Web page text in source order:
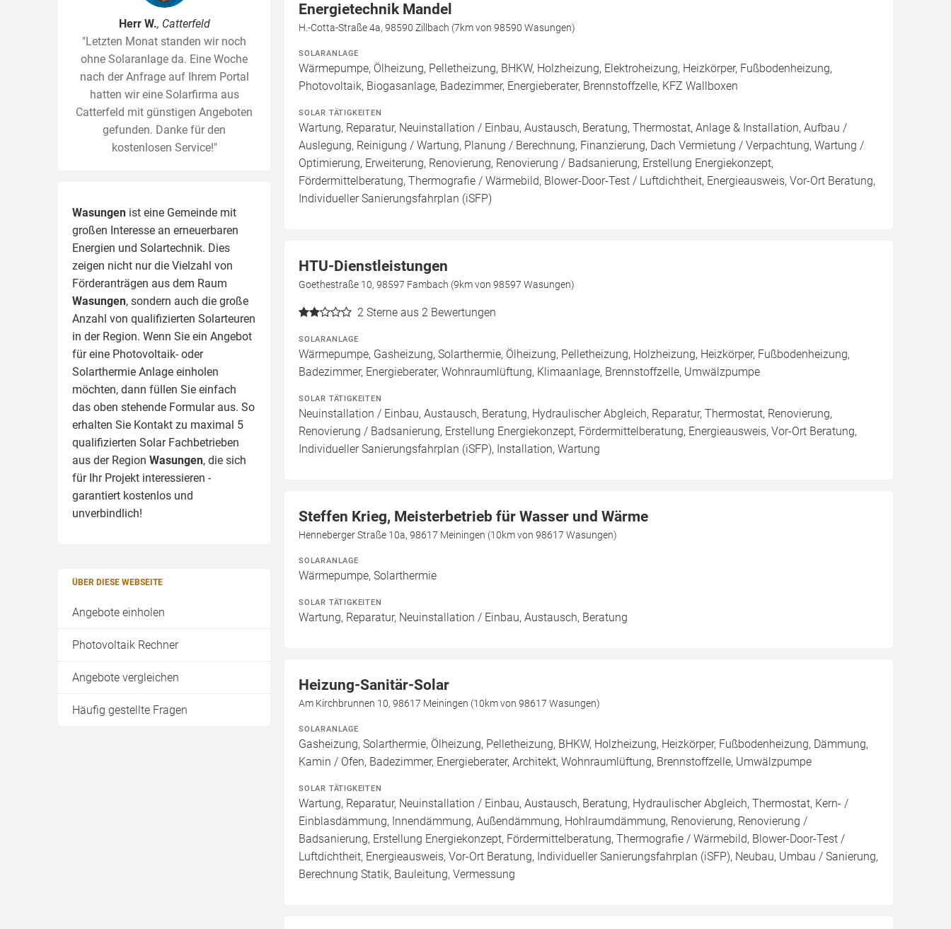
Herr W., Catterfeld
"Letzten Monat standen wir noch
ohne Solaranlage da. Eine Woche
nach der Anfrage auf Ihrem Portal
hatten wir eine Solarfirma aus
Catterfeld mit günstigen Angeboten
gefunden. Danke für den
kostenlosen Service!"
Wasungen ist eine Gemeinde mit
großen Interesse an erneuerbaren
Energien und Solartechnik. Dies
zeigen nicht nur die Vielzahl von
Förderanträgen aus dem Raum
Wasungen, sondern auch die große
Anzahl von qualifizierten Solarteuren
in der Region. Wenn Sie ein Angebot
für eine Photovoltaik- oder
Solarthermie Anlage einholen
möchten, dann füllen Sie einfach
das oben stehende Formular aus. So
erhalten Sie Kontakt zu maximal 5
qualifizierten Solar Fachbetrieben
aus der Region Wasungen, die sich
für Ihr Projekt interessieren -
garantiert kostenlos und
unverbindlich!
ÜBER DIESE WEBSEITE
Angebote einholen
Photovoltaik Rechner
Angebote vergleichen
Häufig gestellte Fragen
Energietechnik Mandel
H.-Cotta-Straße 4a, 98590 Zillbach (7km von 98590 Wasungen)
SOLARANLAGE
Wärmepumpe, Ölheizung, Pelletheizung, BHKW, Holzheizung, Elektroheizung, Heizkörper, Fußbodenheizung,
Photovoltaik, Biogasanlage, Badezimmer, Energieberater, Brennstoffzelle, KFZ Wallboxen
SOLAR TÄTIGKEITEN
Wartung, Reparatur, Neuinstallation / Einbau, Austausch, Beratung, Thermostat, Anlage & Installation, Aufbau /
Auslegung, Reinigung / Wartung, Planung / Berechnung, Finanzierung, Dach Vermietung / Verpachtung, Wartung /
Optimierung, Erweiterung, Renovierung, Renovierung / Badsanierung, Erstellung Energiekonzept,
Fördermittelberatung, Thermografie / Wärmebild, Blower-Door-Test / Luftdichtheit, Energieausweis, Vor-Ort Beratung,
Individueller Sanierungsfahrplan (iSFP)
HTU-Dienstleistungen
Goethestraße 10, 98597 Fambach (9km von 98597 Wasungen)
2 Sterne aus 2 Bewertungen
SOLARANLAGE
Wärmepumpe, Gasheizung, Solarthermie, Ölheizung, Pelletheizung, Holzheizung, Heizkörper, Fußbodenheizung,
Badezimmer, Energieberater, Wohnraumlüftung, Klimaanlage, Brennstoffzelle, Umwälzpumpe
SOLAR TÄTIGKEITEN
Neuinstallation / Einbau, Austausch, Beratung, Hydraulischer Abgleich, Reparatur, Thermostat, Renovierung,
Renovierung / Badsanierung, Erstellung Energiekonzept, Fördermittelberatung, Energieausweis, Vor-Ort Beratung,
Individueller Sanierungsfahrplan (iSFP), Installation, Wartung
Steffen Krieg, Meisterbetrieb für Wasser und Wärme
Henneberger Straße 10a, 98617 Meiningen (10km von 98617 Wasungen)
SOLARANLAGE
Wärmepumpe, Solarthermie
SOLAR TÄTIGKEITEN
Wartung, Reparatur, Neuinstallation / Einbau, Austausch, Beratung
Heizung-Sanitär-Solar
Am Kirchbrunnen 10, 98617 Meiningen (10km von 98617 Wasungen)
SOLARANLAGE
Gasheizung, Solarthermie, Ölheizung, Pelletheizung, BHKW, Holzheizung, Heizkörper, Fußbodenheizung, Dämmung,
Kamin / Ofen, Badezimmer, Energieberater, Architekt, Wohnraumlüftung, Brennstoffzelle, Umwälzpumpe
SOLAR TÄTIGKEITEN
Wartung, Reparatur, Neuinstallation / Einbau, Austausch, Beratung, Hydraulischer Abgleich, Thermostat, Kern- /
Einblasdämmung, Innendämmung, Außendämmung, Hohlraumdämmung, Renovierung, Renovierung /
Badsanierung, Erstellung Energiekonzept, Fördermittelberatung, Thermografie / Wärmebild, Blower-Door-Test /
Luftdichtheit, Energieausweis, Vor-Ort Beratung, Individueller Sanierungsfahrplan (iSFP), Neubau, Umbau / Sanierung,
Berechnung Statik, Bauleitung, Vermessung